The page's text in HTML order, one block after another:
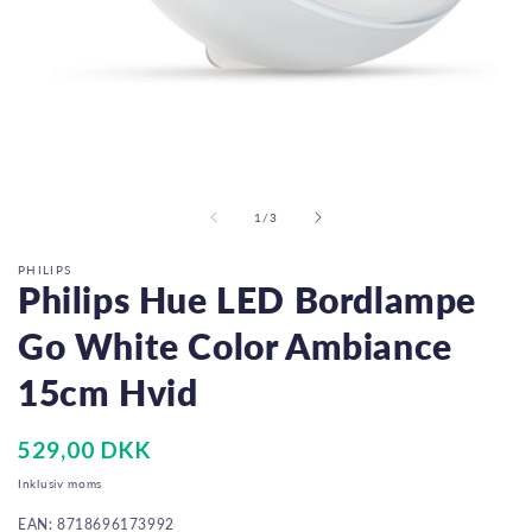
1 /af
3
PHILIPS
Philips Hue LED Bordlampe
Go White Color Ambiance
15cm Hvid
Normalpris
529,00 DKK
Inklusiv moms
EAN: 8718696173992